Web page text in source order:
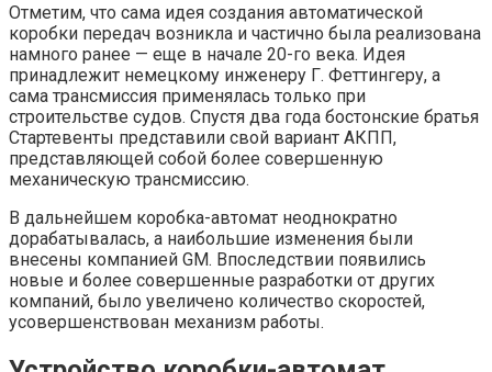
Отметим, что сама идея создания автоматической
коробки передач возникла и частично была реализована
намного ранее — еще в начале 20-го века. Идея
принадлежит немецкому инженеру Г. Феттингеру, а
сама трансмиссия применялась только при
строительстве судов. Спустя два года бостонские братья
Стартевенты представили свой вариант АКПП,
представляющей собой более совершенную
механическую трансмиссию.
В дальнейшем коробка-автомат неоднократно
дорабатывалась, а наибольшие изменения были
внесены компанией GM. Впоследствии появились
новые и более совершенные разработки от других
компаний, было увеличено количество скоростей,
усовершенствован механизм работы.